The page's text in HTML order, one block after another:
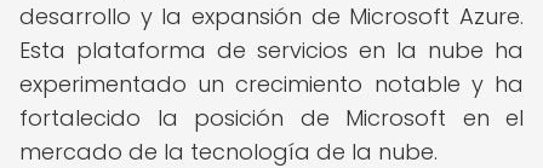
desarrollo y la expansión de Microsoft Azure.
Esta plataforma de servicios en la nube ha
experimentado un crecimiento notable y ha
fortalecido la posición de Microsoft en el
mercado de la tecnología de la nube.